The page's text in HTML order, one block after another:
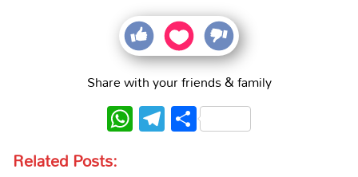
Share with your friends & family
WhatsApp
Telegram
Share
Related Posts: